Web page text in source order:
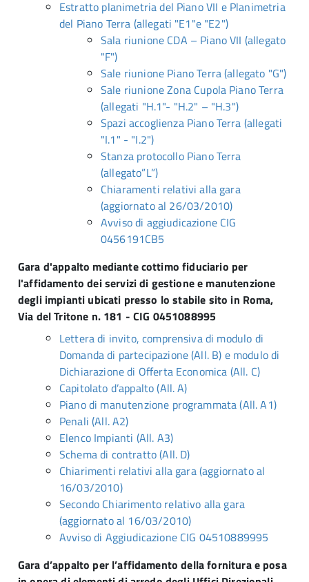
Estratto planimetria del Piano VII e Planimetria
del Piano Terra (allegati "E1"e "E2")
Sala riunione CDA – Piano VII (allegato
"F")
Sale riunione Piano Terra (allegato "G")
Sale riunione Zona Cupola Piano Terra
(allegati "H.1"- "H.2" – "H.3")
Spazi accoglienza Piano Terra (allegati
"I.1" - "I.2")
Stanza protocollo Piano Terra
(allegato”L”)
Chiaramenti relativi alla gara
(aggiornato al 26/03/2010)
Avviso di aggiudicazione CIG
0456191CB5
Gara d'appalto mediante cottimo fiduciario per
l'affidamento dei servizi di gestione e manutenzione
degli impianti ubicati presso lo stabile sito in Roma,
Via del Tritone n. 181 - CIG 0451088995
Lettera di invito, comprensiva di modulo di
Domanda di partecipazione (All. B) e modulo di
Dichiarazione di Offerta Economica (All. C)
Capitolato d’appalto (All. A)
Piano di manutenzione programmata (All. A1)
Penali (All. A2)
Elenco Impianti (All. A3)
Schema di contratto (All. D)
Chiarimenti relativi alla gara (aggiornato al
16/03/2010)
Secondo Chiarimento relativo alla gara
(aggiornato al 16/03/2010)
Avviso di Aggiudicazione CIG 04510889995
Gara d’appalto per l’affidamento della fornitura e posa